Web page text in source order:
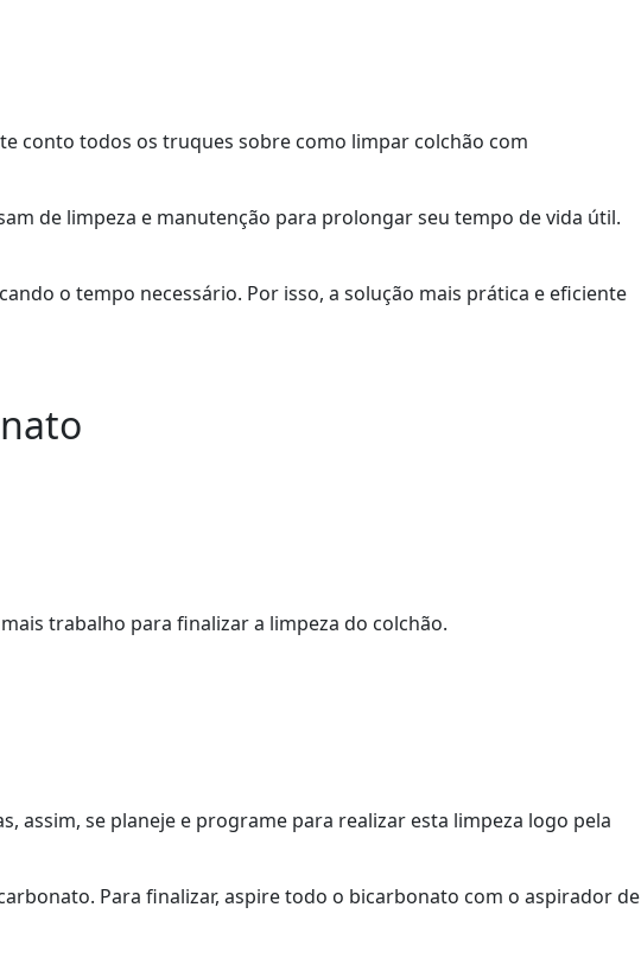
conto todos os truques sobre como limpar colchão com
de limpeza e manutenção para prolongar seu tempo de vida útil.
o tempo necessário. Por isso, a solução mais prática e eficiente
trabalho para finalizar a limpeza do colchão.
se planeje e programe para realizar esta limpeza logo pela
Para finalizar, aspire todo o bicarbonato com o aspirador de